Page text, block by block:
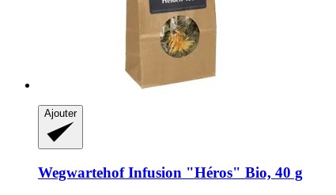
Ajouter
WegwartehofInfusion "Héros" Bio, 40 g